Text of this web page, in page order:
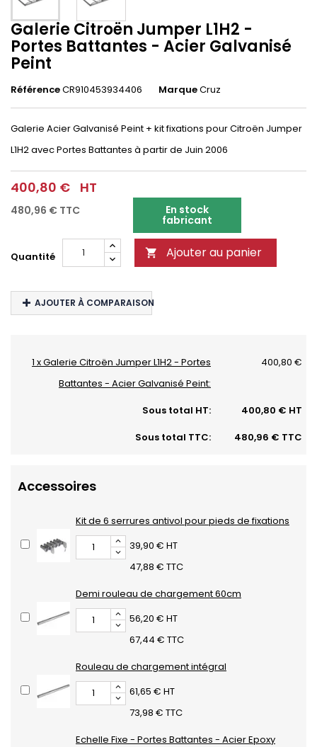
Galerie Citroën Jumper L1H2 -
Portes Battantes - Acier Galvanisé
Peint
RéférenceCR910453934406 MarqueCruz
Galerie Acier Galvanisé Peint + kit fixations pour Citroën Jumper
L1H2 avec Portes Battantes à partir de Juin 2006
400,80 € HT
480,96 € TTC En stock
fabricant
Quantité  Ajouter au panier
AJOUTER À COMPARAISON
1 x Galerie Citroën Jumper L1H2 - Portes
Battantes - Acier Galvanisé Peint:
400,80 €
Sous total HT:
400,80 € HT
Sous total TTC:
480,96 € TTC
Accessoires
Kit de 6 serrures antivol pour pieds de fixations
39,90 € HT
47,88 € TTC
Demi rouleau de chargement 60cm
56,20 € HT
67,44 € TTC
Rouleau de chargement intégral
61,65 € HT
73,98 € TTC
Echelle Fixe - Portes Battantes - Acier Epoxy